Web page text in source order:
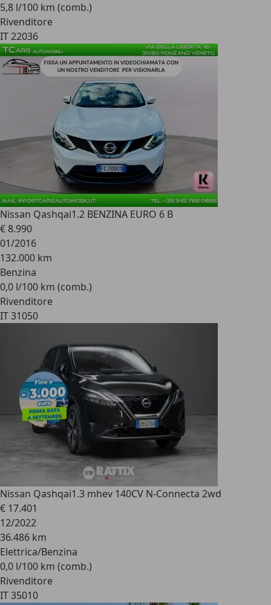
5,8 l/100 km (comb.)
Rivenditore
IT 22036
Nissan Qashqai1.2 BENZINA EURO 6 B
€ 8.990
01/2016
132.000 km
Benzina
0,0 l/100 km (comb.)
Rivenditore
IT 31050
Nissan Qashqai1.3 mhev 140CV N-Connecta 2wd
€ 17.401
12/2022
36.486 km
Elettrica/Benzina
0,0 l/100 km (comb.)
Rivenditore
IT 35010